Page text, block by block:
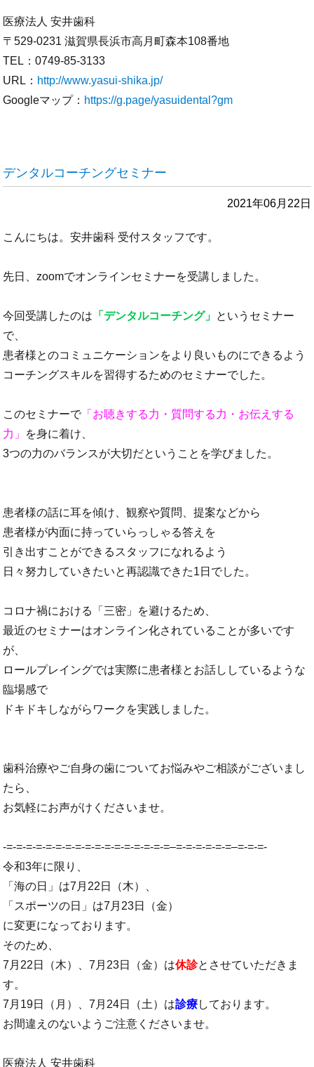
医療法人 安井歯科
〒529-0231 滋賀県長浜市高月町森本108番地
TEL：0749-85-3133
URL： http://www.yasui-shika.jp/
Googleマップ： https://g.page/yasuidental?gm
デンタルコーチングセミナー
2021年06月22日
こんにちは。安井歯科 受付スタッフです。
先日、zoomでオンラインセミナーを受講しました。
今回受講したのは 「デンタルコーチング」 というセミナー
で、
患者様とのコミュニケーションをより良いものにできるよう
コーチングスキルを習得するためのセミナーでした。
このセミナーで「お聴きする力・質問する力・お伝えする
力」 を身に着け、
3つの力のバランスが大切だということを学びました。
患者様の話に耳を傾け、観察や質問、提案などから
患者様が内面に持っていらっしゃる答えを
引き出すことができるスタッフになれるよう
日々努力していきたいと再認識できた1日でした。
コロナ禍における「三密」を避けるため、
最近のセミナーはオンライン化されていることが多いです
が、
ロールプレイングでは実際に患者様とお話ししているような
臨場感で
ドキドキしながらワークを実践しました。
歯科治療やご自身の歯についてお悩みやご相談がございまし
たら、
お気軽にお声がけくださいませ。
-=-=-=-=-=-=-=-=-=-=-=-=-=-=-=-=-=–=-=-=-=-=-=–=-=-=-
令和3年に限り、
「海の日」は7月22日（木）、
「スポーツの日」は7月23日（金）
に変更になっております。
そのため、
7月22日（木）、7月23日（金）は休診とさせていただきま
す。
7月19日（月）、7月24日（土）は診療しております。
お間違えのないようご注意くださいませ。
医療法人 安井歯科